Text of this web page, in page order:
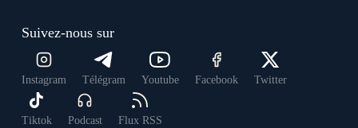
Suivez-nous sur
Instagram Télégram Youtube Facebook Twitter
Tiktok Podcast Flux RSS